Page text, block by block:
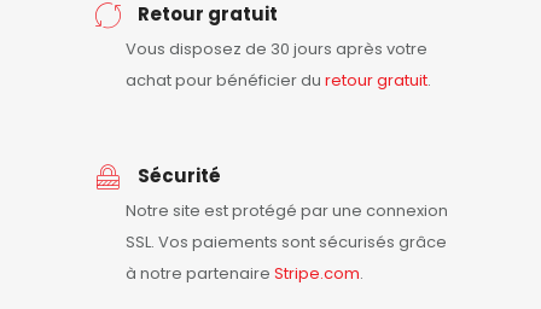
Retour gratuit
Vous disposez de 30 jours après votre
achat pour bénéficier du retourgratuit.
Sécurité
Notre site est protégé par une connexion
SSL. Vos paiements sont sécurisés grâce
à notre partenaire Stripe.com.